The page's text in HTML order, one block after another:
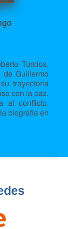
Turcios,
Guillermo
trayectoria
con la paz,
al conflicto.
biografía en